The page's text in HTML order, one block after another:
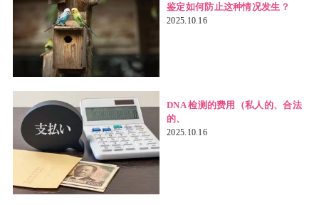
鉴定如何防止这种情况发生？
2025.10.16
DNA 检测的费用（私人的、合法
的、
2025.10.16